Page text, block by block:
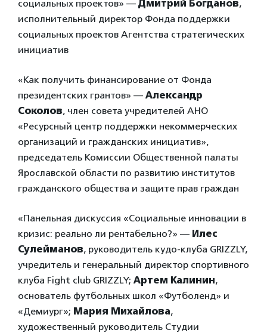
социальных проектов» — Дмитрий Богданов,
исполнительный директор Фонда поддержки
социальных проектов Агентства стратегических
инициатив
«Как получить финансирование от Фонда
президентских грантов» — Александр
Соколов, член совета учредителей АНО
«Ресурсный центр поддержки некоммерческих
организаций и гражданских инициатив»,
председатель Комиссии Общественной палаты
Ярославской области по развитию институтов
гражданского общества и защите прав граждан
«Панельная дискуссия «Социальные инновации в
кризис: реально ли рентабельно?» — Илес
Сулейманов, руководитель кудо-клуба GRIZZLY,
учредитель и генеральный директор спортивного
клуба Fight club GRIZZLY; Артем Калинин,
основатель футбольных школ «Футболенд» и
«Демиург»; Мария Михайлова,
художественный руководитель Студии